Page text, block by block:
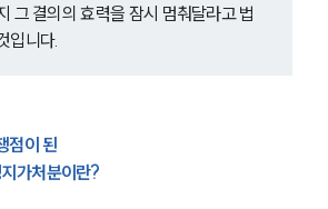
주요 업무사례
사례분석/최신동향
업무분야
그 결의의 효력을 잠시 멈춰달라고 법
입니다.
점이 된
가처분이란?